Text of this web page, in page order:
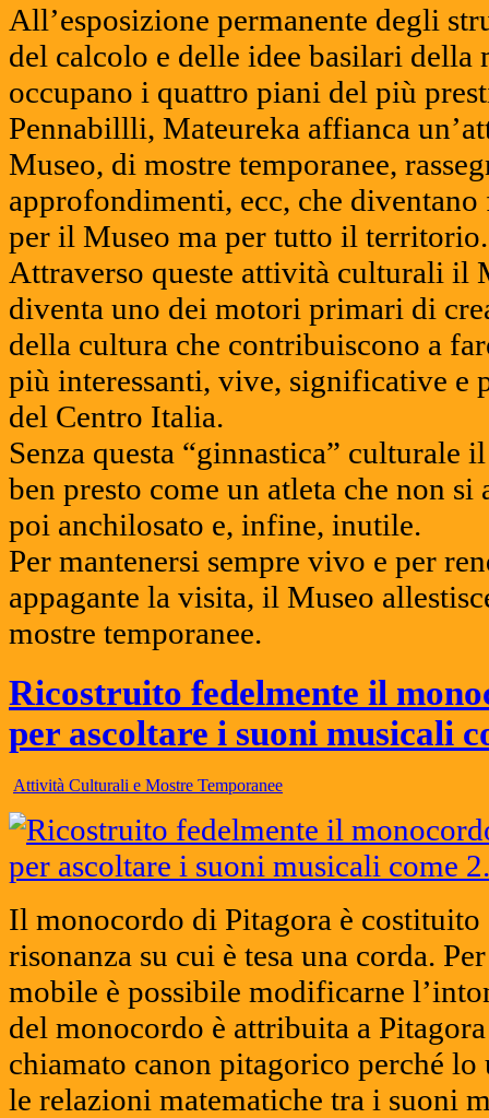
All’esposizione permanente degli
del calcolo e delle idee basilari della
occupano i quattro piani del più
Pennabillli, Mateureka affianca
Museo, di mostre temporanee,
approfondimenti, ecc, che
per il Museo ma per tutto il territorio.
Attraverso queste attività culturali il
diventa uno dei motori primari di
della cultura che contribuiscono a
più interessanti, vive, significative e
del Centro Italia.
Senza questa “ginnastica” culturale
ben presto come un atleta che non
poi anchilosato e, infine, inutile.
Per mantenersi sempre vivo e per
appagante la visita, il Museo
mostre temporanee.
Ricostruito fedelmente il
per ascoltare i suoni musicali
Attività Culturali e Mostre Temporanee
Il monocordo di Pitagora è costituito
risonanza su cui è tesa una corda.
mobile è possibile modificarne
del monocordo è attribuita a
chiamato canon pitagorico perché
le relazioni matematiche tra i suoni